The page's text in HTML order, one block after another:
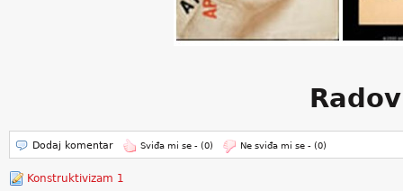
Dodaj komentar Sviđa mi se - (0) Ne sviđa mi se - (0)
Konstruktivizam 1